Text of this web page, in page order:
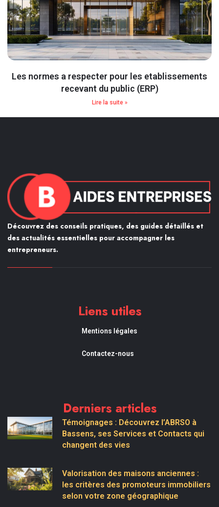
Les normes a respecter pour les etablissements
recevant du public (ERP)
Lire la suite »
Découvrez des conseils pratiques, des guides détaillés et
des actualités essentielles pour accompagner les
entrepreneurs.
Liens utiles
Mentions légales
Contactez-nous
Derniers articles
Témoignages : Découvrez l’ABRSO à
Bassens, ses Services et Contacts qui
changent des vies
Valorisation des maisons anciennes :
les critères des promoteurs immobiliers
selon votre zone géographique